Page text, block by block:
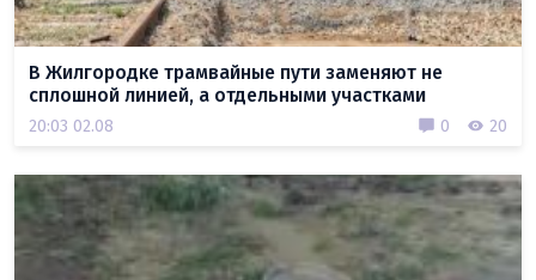
В Жилгородке трамвайные пути заменяют не
сплошной линией, а отдельными участками
20:03 02.08 0 20